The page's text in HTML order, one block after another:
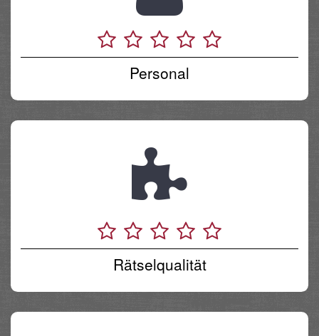
Personal
Rätselqualität